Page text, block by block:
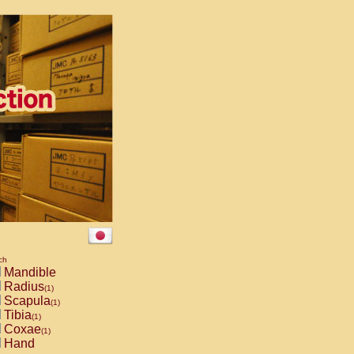
Mandible
Radius(1)
Scapula(1)
Tibia(1)
Coxae(1)
Hand